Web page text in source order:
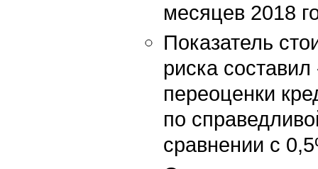
месяцев 2018
Показатель
риска
переоценки
по
сравнении с